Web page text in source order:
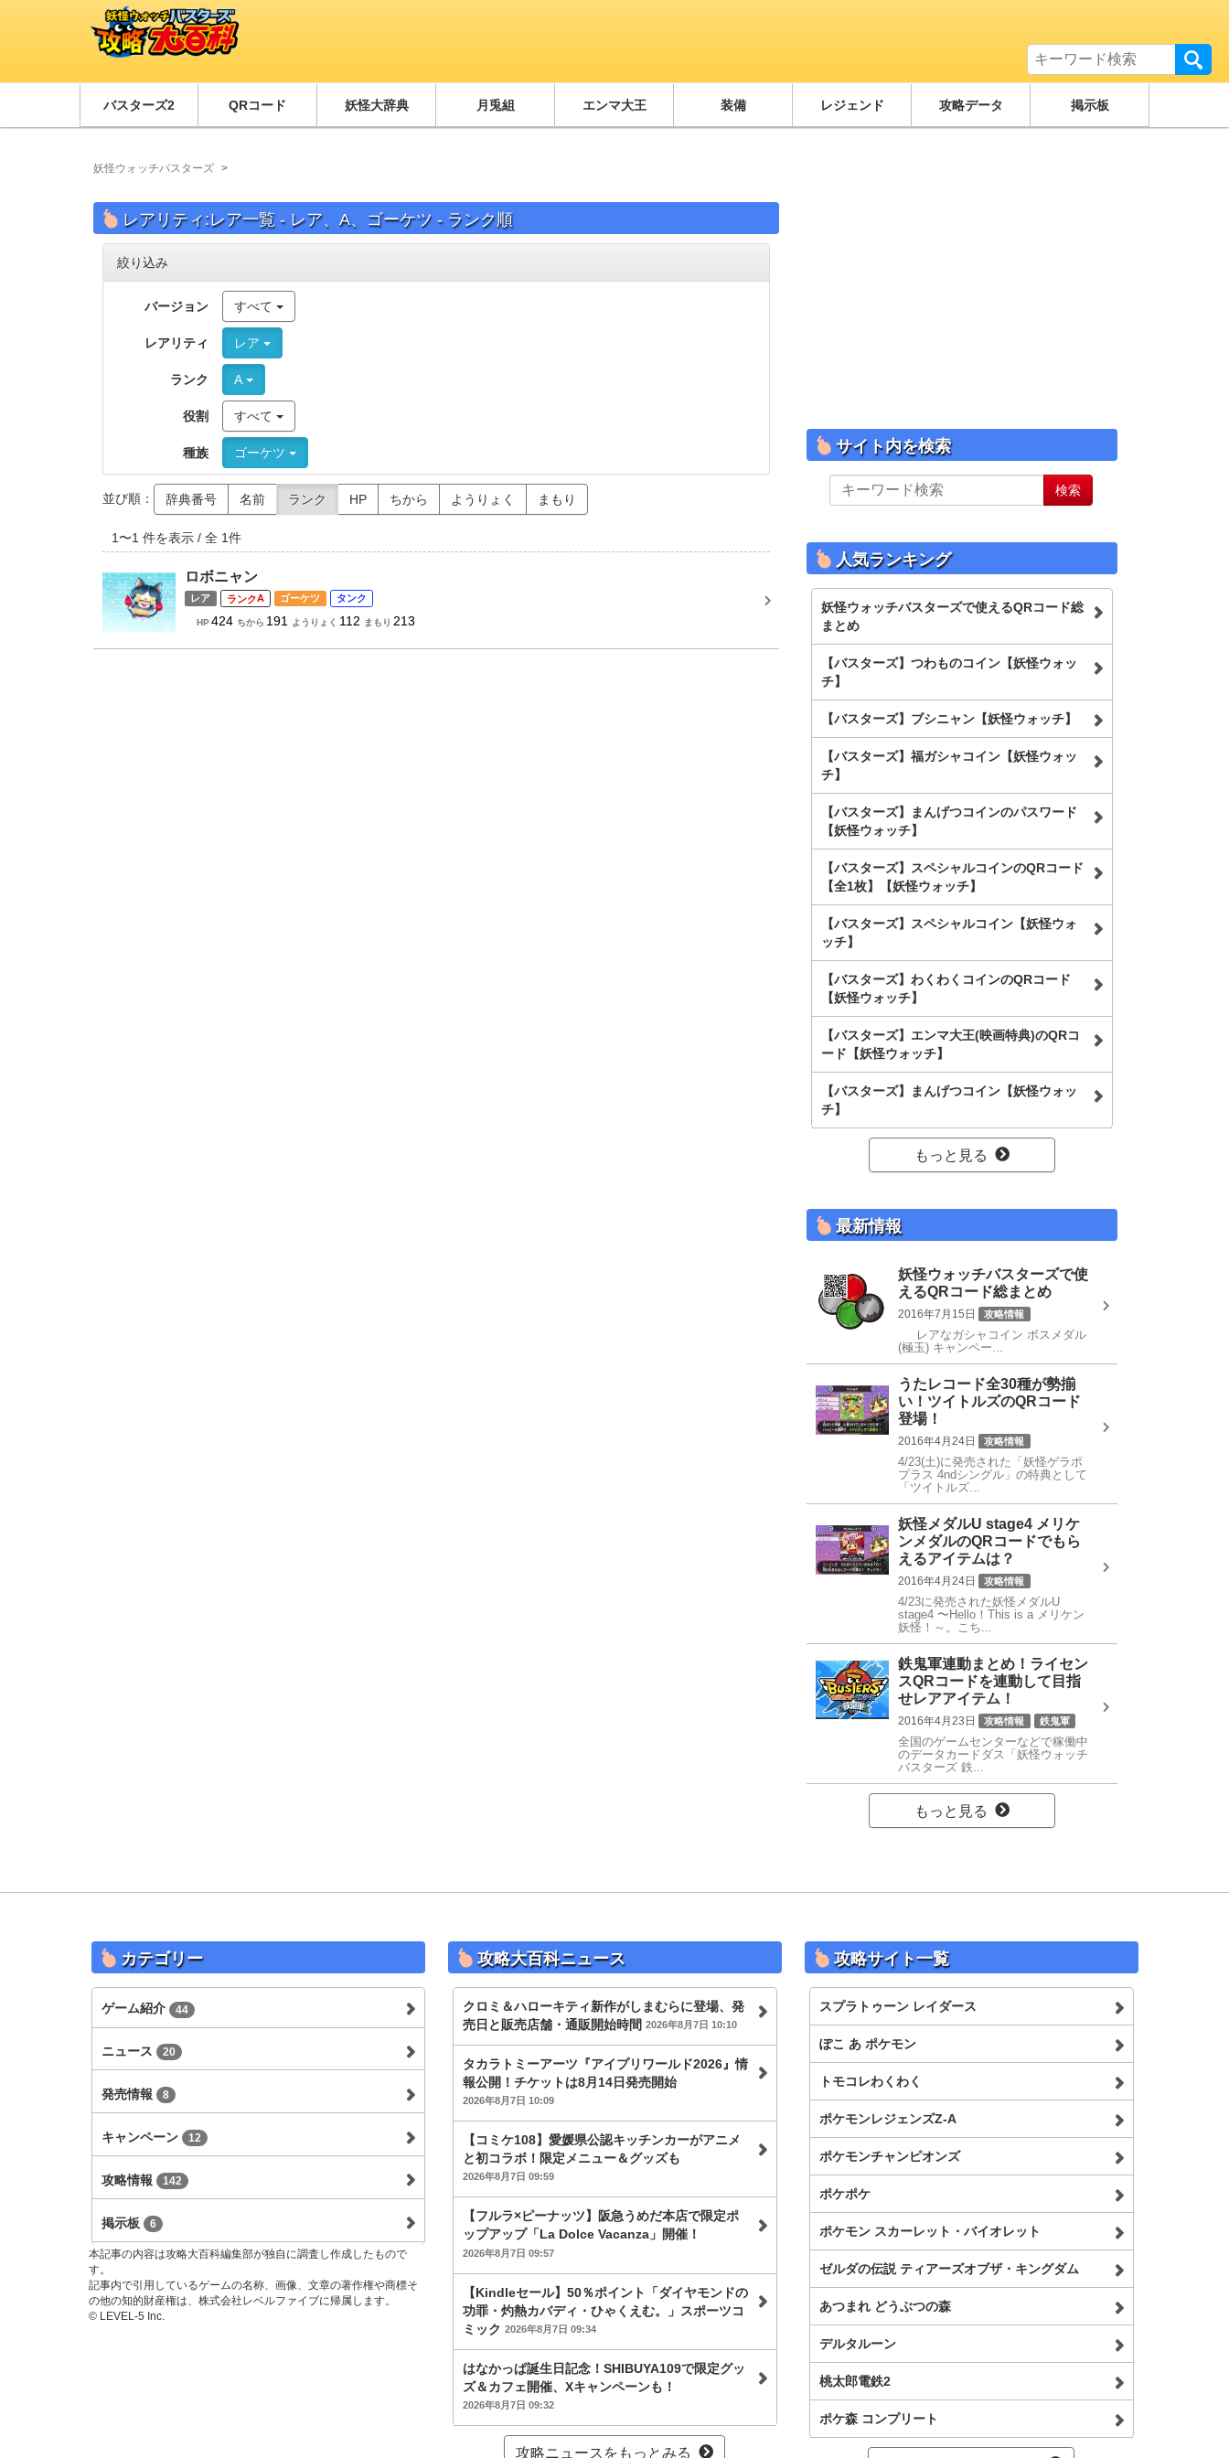
バスターズ2 QRコード 妖怪大辞典 月兎組 エンマ大王 装備 レジェンド 攻略データ 掲示板
妖怪ウォッチバスターズ
レアリティ:レア一覧 - レア、A、ゴーケツ - ランク順
絞り込み
バージョン すべて
レアリティ レア
ランク A
役割 すべて
種族 ゴーケツ
並び順： 辞典番号 名前 ランク HP ちから ようりょく まもり
1 〜1 件を表示 / 全 1件
ロボニャン
レア A ゴーケツ タンク
HP424 ちから 191 ようりょく 112 まもり 213
サイト内を検索
イ
を
検
索
検索
人気ランキング
妖怪ウォッチバスターズで使えるQRコード総
まとめ
【バスターズ】つわものコイン【妖怪ウォッ
チ】
【バスターズ】ブシニャン【妖怪ウォッチ】
【バスターズ】福ガシャコイン【妖怪ウォッ
チ】
【バスターズ】まんげつコインのパスワード
【妖怪ウォッチ】
【バスターズ】スペシャルコインのQRコード
【全1枚】【妖怪ウォッチ】
【バスターズ】スペシャルコイン【妖怪ウォ
ッチ】
【バスターズ】わくわくコインのQRコード
【妖怪ウォッチ】
【バスターズ】エンマ大王(映画特典)のQRコ
ード【妖怪ウォッチ】
【バスターズ】まんげつコイン【妖怪ウォッ
チ】
もっと見る
最新情報
妖怪ウォッチバスターズで使
えるQRコード総まとめ
2016年7月15日
攻略情報
QRコード
レアなガシャコイン ボスメダル
(極玉) キャンペー...
うたレコード全30種が勢揃
い！ツイトルズのQRコード
登場！
2016年4月24日
攻略情報
うたレコード
4/23(土)に発売された「妖怪ゲラポ
プラス 4ndシングル」の特典として
「ツイトルズ...
妖怪メダルU stage4 メリケ
ンメダルのQRコードでもら
えるアイテムは？
2016年4月24日
攻略情報
QRコード
4/23に発売された妖怪メダルU
stage4 〜Hello！This is a メリケン
妖怪！～。こち...
鉄鬼軍連動まとめ！ライセン
スQRコードを連動して目指
せレアアイテム！
2016年4月23日 攻略情報 鉄鬼軍
全国のゲームセンターなどで稼働中
のデータカードダス「妖怪ウォッチ
バスターズ 鉄...
もっと見る
カテゴリー
ゲーム紹介 44
ニュース 20
発売情報 8
キャンペーン 12
攻略情報 142
掲示板 6
本記事の内容は攻略大百科編集部が独自に調査し作成したもので
す。
記事内で引用しているゲームの名称、画像、文章の著作権や商標そ
の他の知的財産権は、株式会社レベルファイブに帰属します。
© LEVEL-5 Inc.
攻略大百科ニュース
クロミ＆ハローキティ新作がしまむらに登場、発
売日と販売店舗・通販開始時間 2026年8月7日 10:10
タカラトミーアーツ『アイプリワールド2026』情
報公開！チケットは8月14日発売開始
2026年8月7日 10:09
【コミケ108】愛媛県公認キッチンカーがアニメ
と初コラボ！限定メニュー＆グッズも
2026年8月7日 09:59
【フルラ×ピーナッツ】阪急うめだ本店で限定ポ
ップアップ「La Dolce Vacanza」開催！
2026年8月7日 09:57
【Kindleセール】50％ポイント「ダイヤモンドの
功罪・灼熱カバディ・ひゃくえむ。」スポーツコ
ミック 2026年8月7日 09:34
はなかっぱ誕生日記念！SHIBUYA109で限定グッ
ズ＆カフェ開催、Xキャンペーンも！
2026年8月7日 09:32
攻略ニュースをもっとみる
攻略サイト一覧
スプラトゥーン レイダース
ぽこ あ ポケモン
トモコレわくわく
ポケモンレジェンズZ-A
ポケモンチャンピオンズ
ポケポケ
ポケモン スカーレット・バイオレット
ゼルダの伝説 ティアーズオブザ・キングダム
あつまれ どうぶつの森
デルタルーン
桃太郎電鉄2
ポケ森 コンプリート